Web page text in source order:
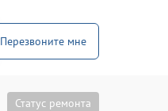
Перезвоните мне
Статус ремонта